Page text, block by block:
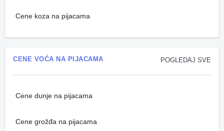
Cene koza na pijacama
POGLEDAJ SVE
CENE VOĆA NA PIJACAMA
Cene dunje na pijacama
Cene grožđa na pijacama